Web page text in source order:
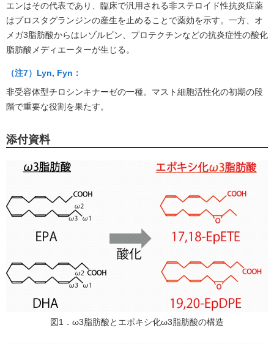
エンはその代表であり、臨床で汎用される非ステロイド性抗炎症薬
はプロスタグランジンの産生を止めることで薬効を示す。一方、オ
メガ3脂肪酸からはレゾルビン、プロテクチンなどの抗炎症性の酸化
脂肪酸メディエーターが生じる。
（注7）Lyn, Fyn：
非受容体型チロシンキナーゼの一種。マスト細胞活性化の初期の段
階で重要な役割を果たす。
添付資料
図1．ω3脂肪酸とエポキシ化ω3脂肪酸の構造